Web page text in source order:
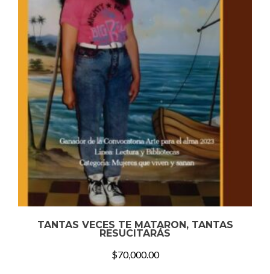
TANTAS VECES TE MATARON, TANTAS
RESUCITARÁS
$70,000.00